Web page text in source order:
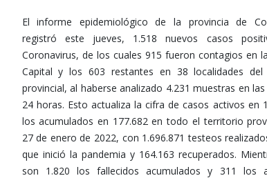
El informe epidemiológico de la provincia de
registró este jueves, 1.518 nuevos casos
Coronavirus, de los cuales 915 fueron contagios en
Capital y los 603 restantes en 38 localidades del
provincial, al haberse analizado 4.231 muestras en
24 horas. Esto actualiza la cifra de casos activos en
los acumulados en 177.682 en todo el territorio
27 de enero de 2022, con 1.696.871 testeos
que inició la pandemia y 164.163 recuperados.
son 1.820 los fallecidos acumulados y 311 los